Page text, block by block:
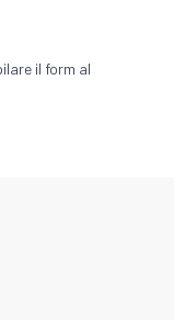
il form al